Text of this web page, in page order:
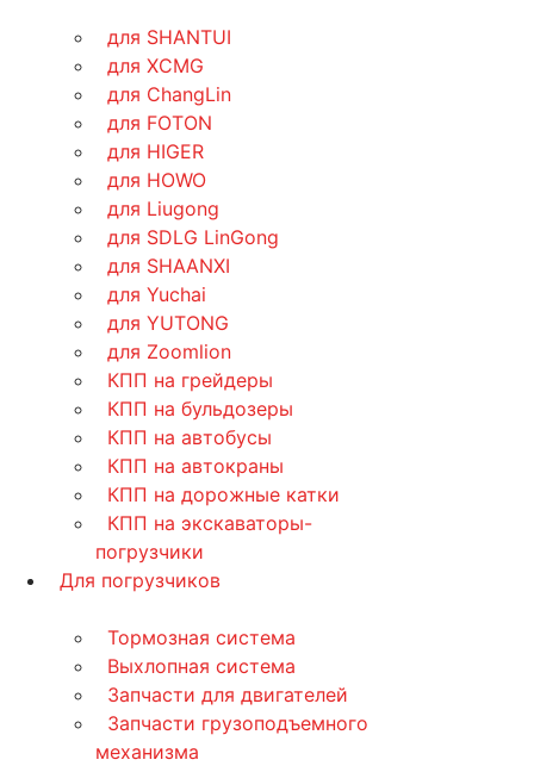
для SHANTUI
для XCMG
для ChangLin
для FOTON
для HIGER
для HOWO
для Liugong
для SDLG LinGong
для SHAANXI
для Yuchai
для YUTONG
для Zoomlion
КПП на грейдеры
КПП на бульдозеры
КПП на автобусы
КПП на автокраны
КПП на дорожные катки
КПП на экскаваторы-
погрузчики
Для погрузчиков
Тормозная система
Выхлопная система
Запчасти для двигателей
Запчасти грузоподъемного
механизма